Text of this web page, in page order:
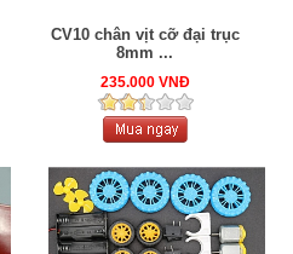
CV10 chân vịt cỡ đại trục
8mm ...
235.000 VNĐ